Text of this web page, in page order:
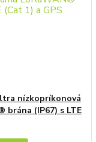
nízkopríkonová
brána (IP67) s LTE